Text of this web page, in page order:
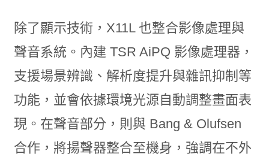
除了顯示技術，X11L 也整合影像處理與
聲音系統。內建 TSR AiPQ 影像處理器，
支援場景辨識、解析度提升與雜訊抑制等
功能，並會依據環境光源自動調整畫面表
現。在聲音部分，則與 Bang & Olufsen
合作，將揚聲器整合至機身，強調在不外